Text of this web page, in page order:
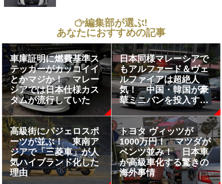
編集部が選ぶ!
あなたにおすすめの記事
車庫証明に燃費基準ス
テッカーがカッコイイ
とかマジか！ マレー
シアでは日本仕様カス
タムが流行していた
日本同様マレーシアで
もアルファード＆ヴェ
ルファイアは超絶人
気！ 中国・韓国が豪
華ミニバンを投入する
も「アルファード的」
じゃ太刀打ちできず!!
高級街にパジェロスポ
ーツが並ぶ！ 東南ア
ジアで「三菱車」が人
気ハイブランド化した
理由
トヨタ ヴィッツが
1000万円！ マツダが
ベンツ並み！ 日本車
が高級車化する驚きの
海外事情